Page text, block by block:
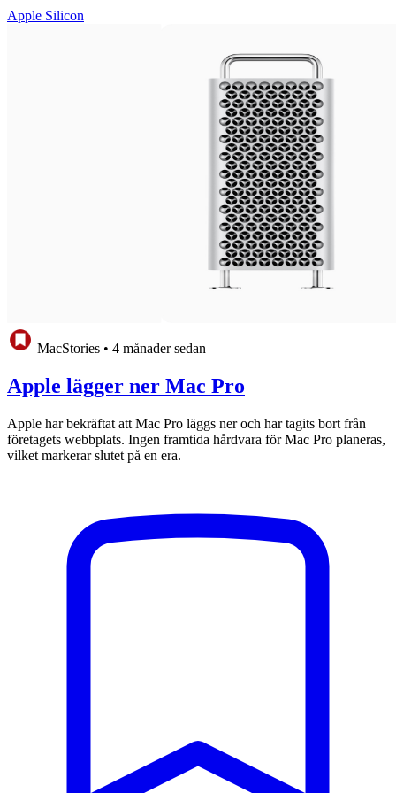
Apple Silicon
MacStories • 4 månader sedan
Apple lägger ner Mac Pro
Apple har bekräftat att Mac Pro läggs ner och har tagits bort från
företagets webbplats. Ingen framtida hårdvara för Mac Pro planeras,
vilket markerar slutet på en era.